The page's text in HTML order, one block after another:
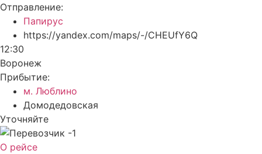
Отправление:
Папирус
https://yandex.com/maps/-/CHEUfY6Q
12:30
Воронеж
Прибытие:
м. Люблино
Домодедовская
Уточняйте
О рейсе